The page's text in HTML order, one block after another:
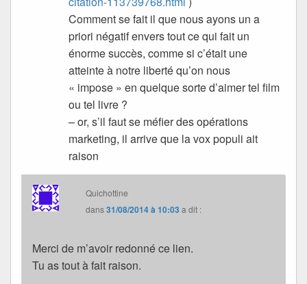
Comment se fait il que nous ayons un a
priori négatif envers tout ce qui fait un
énorme succès, comme si c’était une
atteinte à notre liberté qu’on nous
« impose » en quelque sorte d’aimer tel film
ou tel livre ?
– or, s’il faut se méfier des opérations
marketing, il arrive que la vox populi ait
raison
Quichottine
dans31/08/2014 à 10:03 a dit :
Merci de m’avoir redonné ce lien.
Tu as tout à fait raison.